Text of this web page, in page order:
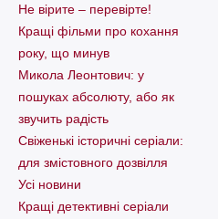
Не вірите – перевірте!
Кращі фільми про кохання
року, що минув
Микола Леонтович: у
пошуках абсолюту, або як
звучить радість
Свіженькі історичні серіали:
для змістовного дозвілля
Усі новини
Кращі детективні серіали